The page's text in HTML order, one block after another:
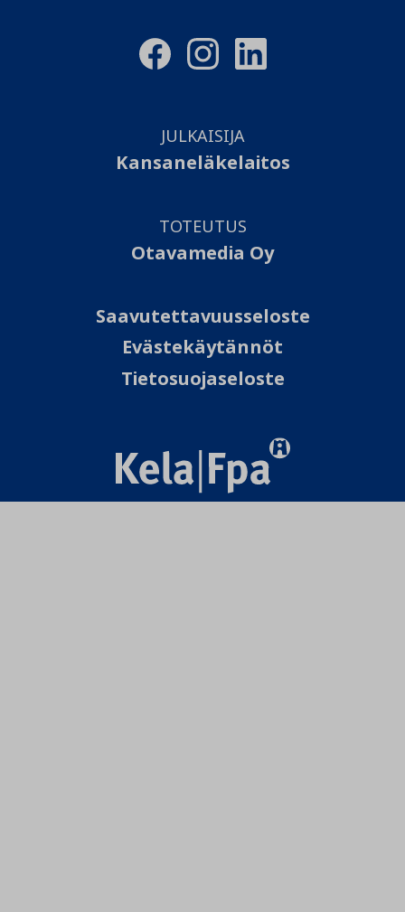
JULKAISIJA
Kansaneläkelaitos
TOTEUTUS
Otavamedia Oy
Saavutettavuusseloste
Evästekäytännöt
Tietosuojaseloste